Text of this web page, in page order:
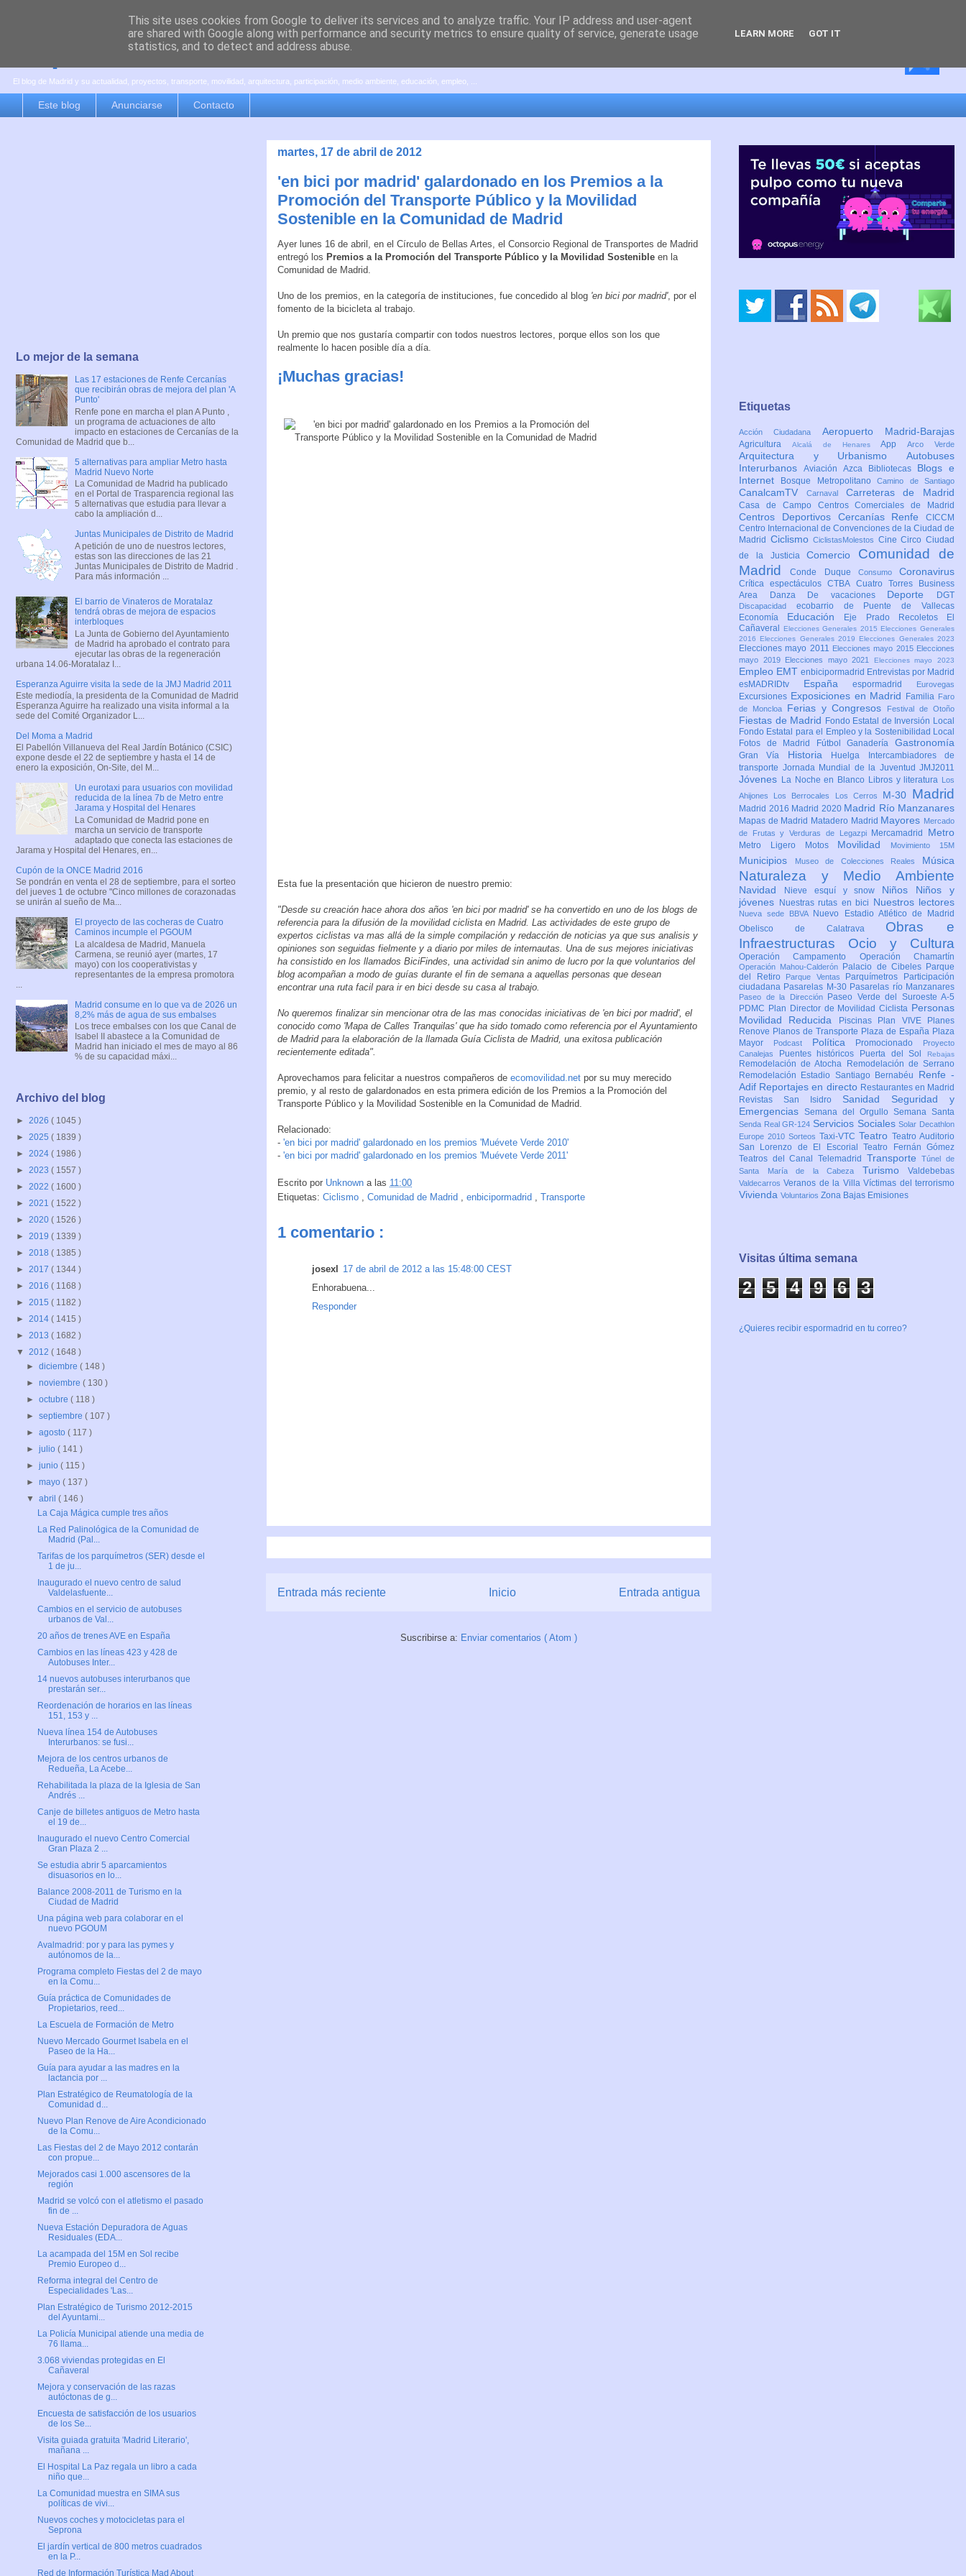
es por madrid
El blog de Madrid y su actualidad, proyectos, transporte, movilidad, arquitectura, participación, medio ambiente, educación, empleo, ...
Este blog Anunciarse Contacto
martes, 17 de abril de 2012
'en bici por madrid' galardonado en los Premios a la
Promoción del Transporte Público y la Movilidad
Sostenible en la Comunidad de Madrid
Ayer lunes 16 de abril, en el Círculo de Bellas Artes, el Consorcio Regional de Transportes de Madrid
entregó los Premios a la Promoción del Transporte Público y la Movilidad Sostenible en la
Comunidad de Madrid.
Uno de los premios, en la categoría de instituciones, fue concedido al blog 'en bici por madrid', por el
fomento de la bicicleta al trabajo.
Un premio que nos gustaría compartir con todos nuestros lectores, porque ellos son los que
realmente lo hacen posible día a día.
¡Muchas gracias!
Esta fue la presentación que hicieron de nuestro premio:
"Desde su creación hace ahora dos años 'en bici por madrid' se ha convertido en uno de los blogs de
referencia para la difusión de la movilidad ciclista en Madrid. Las actividades de este grupo de
expertos ciclistas va mas allá de la simple compilación y redacción de noticias ya que sus analisis y
opiniones son seguidas fielmente y a diario por miles de internautas. Una de sus mejores iniciativas
ha consistido en los llamados BiciFindes, una actividad sin animo de lucro por la que voluntarios del
blog acompañan a modo de guías durante el fin de semana a aquellas personas que desean
encontrar una ruta facil para ir en bici desde su casa al trabajo.
No queremos finalizar sin mencionar otra de las mas conocidas iniciativas de 'en bici por madrid', el
conocido como 'Mapa de Calles Tranquilas' que ha sido tomado como referencia por el Ayuntamiento
de Madrid para la elaboración de la llamada Guía Ciclista de Madrid, una exitosa publicación
recientemente editada".
Aprovechamos para felicitar a nuestros compañeros de ecomovilidad.net por su muy merecido
premio, y al resto de galardonados en esta primera edición de los Premios a la Promoción del
Transporte Público y la Movilidad Sostenible en la Comunidad de Madrid.
Relacionado:
- 'en bici por madrid' galardonado en los premios 'Muévete Verde 2010'
- 'en bici por madrid' galardonado en los premios 'Muévete Verde 2011'
Escrito por Unknown a las 11:00
Etiquetas: Ciclismo , Comunidad de Madrid , enbicipormadrid , Transporte
1 comentario :
josexl
17 de abril de 2012 a las 15:48:00 CEST
Enhorabuena...
Responder
Entrada más reciente Entrada antigua
Inicio
Suscribirse a: Enviar comentarios ( Atom )
Lo mejor de la semana
Las 17 estaciones de Renfe Cercanías
que recibirán obras de mejora del plan 'A
Punto'
Renfe pone en marcha el plan A Punto ,
un programa de actuaciones de alto
impacto en estaciones de Cercanías de la
Comunidad de Madrid que b...
5 alternativas para ampliar Metro hasta
Madrid Nuevo Norte
La Comunidad de Madrid ha publicado
en el Portal de Trasparencia regional las
5 alternativas que estudia para llevar a
cabo la ampliación d...
Juntas Municipales de Distrito de Madrid
A petición de uno de nuestros lectores,
estas son las direcciones de las 21
Juntas Municipales de Distrito de Madrid .
Para más información ...
El barrio de Vinateros de Moratalaz
tendrá obras de mejora de espacios
interbloques
La Junta de Gobierno del Ayuntamiento
de Madrid ha aprobado el contrato para
ejecutar las obras de la regeneración
urbana 14.06-Moratalaz I...
Esperanza Aguirre visita la sede de la JMJ Madrid 2011
Este mediodía, la presidenta de la Comunidad de Madrid
Esperanza Aguirre ha realizado una visita informal a la
sede del Comité Organizador L...
Del Moma a Madrid
El Pabellón Villanueva del Real Jardín Botánico (CSIC)
expone desde el 22 de septiembre y hasta el 14 de
enero la exposición, On-Site, del M...
Un eurotaxi para usuarios con movilidad
reducida de la línea 7b de Metro entre
Jarama y Hospital del Henares
La Comunidad de Madrid pone en
marcha un servicio de transporte
adaptado que conecta las estaciones de
Jarama y Hospital del Henares, en...
Cupón de la ONCE Madrid 2016
Se pondrán en venta el 28 de septiembre, para el sorteo
del jueves 1 de octubre "Cinco millones de corazonadas
se unirán al sueño de Ma...
El proyecto de las cocheras de Cuatro
Caminos incumple el PGOUM
La alcaldesa de Madrid, Manuela
Carmena, se reunió ayer (martes, 17
mayo) con los cooperativistas y
representantes de la empresa promotora
Madrid consume en lo que va de 2026 un
8,2% más de agua de sus embalses
Los trece embalses con los que Canal de
Isabel II abastece a la Comunidad de
Madrid han iniciado el mes de mayo al 86
% de su capacidad máxi...
Archivo del blog
► 2026 ( 1045 )
► 2025 ( 1839 )
► 2024 ( 1986 )
► 2023 ( 1557 )
► 2022 ( 1600 )
► 2021 ( 1522 )
► 2020 ( 1526 )
► 2019 ( 1339 )
► 2018 ( 1385 )
► 2017 ( 1344 )
► 2016 ( 1168 )
► 2015 ( 1182 )
► 2014 ( 1415 )
► 2013 ( 1682 )
▼ 2012 ( 1648 )
►diciembre( 148 )
►noviembre( 130 )
►octubre( 118 )
►septiembre( 107 )
►agosto( 117 )
►julio( 141 )
►junio( 115 )
►mayo( 137 )
▼abril( 146 )
La Caja Mágica cumple tres años
La Red Palinológica de la Comunidad de
Madrid (Pal...
Tarifas de los parquímetros (SER) desde el
1 de ju...
Inaugurado el nuevo centro de salud
Valdelasfuente...
Cambios en el servicio de autobuses
urbanos de Val...
20 años de trenes AVE en España
Cambios en las líneas 423 y 428 de
Autobuses Inter...
14 nuevos autobuses interurbanos que
prestarán ser...
Reordenación de horarios en las líneas
151, 153 y ...
Nueva línea 154 de Autobuses
Interurbanos: se fusi...
Mejora de los centros urbanos de
Redueña, La Acebe...
Rehabilitada la plaza de la Iglesia de San
Andrés ...
Canje de billetes antiguos de Metro hasta
el 19 de...
Inaugurado el nuevo Centro Comercial
Gran Plaza 2 ...
Se estudia abrir 5 aparcamientos
disuasorios en lo...
Balance 2008-2011 de Turismo en la
Ciudad de Madrid
Una página web para colaborar en el
nuevo PGOUM
Avalmadrid: por y para las pymes y
autónomos de la...
Programa completo Fiestas del 2 de mayo
en la Comu...
Guía práctica de Comunidades de
Propietarios, reed...
La Escuela de Formación de Metro
Nuevo Mercado Gourmet Isabela en el
Paseo de la Ha...
Guía para ayudar a las madres en la
lactancia por ...
Plan Estratégico de Reumatología de la
Comunidad d...
Nuevo Plan Renove de Aire Acondicionado
de la Comu...
Las Fiestas del 2 de Mayo 2012 contarán
con propue...
Mejorados casi 1.000 ascensores de la
región
Madrid se volcó con el atletismo el pasado
fin de ...
Nueva Estación Depuradora de Aguas
Residuales (EDA...
La acampada del 15M en Sol recibe
Premio Europeo d...
Reforma integral del Centro de
Especialidades 'Las...
Plan Estratégico de Turismo 2012-2015
del Ayuntami...
La Policía Municipal atiende una media de
76 llama...
3.068 viviendas protegidas en El
Cañaveral
Mejora y conservación de las razas
autóctonas de g...
Encuesta de satisfacción de los usuarios
de los Se...
Visita guiada gratuita 'Madrid Literario',
mañana ...
El Hospital La Paz regala un libro a cada
niño que...
La Comunidad muestra en SIMA sus
políticas de vivi...
Nuevos coches y motocicletas para el
Seprona
El jardín vertical de 800 metros cuadrados
en la P...
Red de Información Turística Mad About
Etiquetas
Acción Ciudadana Aeropuerto Madrid-Barajas
Agricultura Alcalá de HenaresAppArco Verde
Arquitectura y Urbanismo Autobuses
Interurbanos Aviación Azca Bibliotecas Blogs e
Internet
Bosque MetropolitanoCamino de Santiago
CanalcamTV Carnaval Carreteras de Madrid
Casa de Campo Centros Comerciales de Madrid
Centros Deportivos Cercanías Renfe CICCM
Centro Internacional de Convenciones de la Ciudad de
Madrid CiclismoCiclistasMolestos CineCircoCiudad
de la JusticiaComercio Comunidad de
MadridConde Duque Consumo Coronavirus
Crítica espectáculosCTBA Cuatro Torres Business
Area
Danza De vacaciones Deporte DGT
Discapacidad ecobarrio de Puente de Vallecas
Economía Educación Eje Prado Recoletos
El
Cañaveral
Elecciones Generales 2015 Elecciones Generales
2016 Elecciones Generales 2019 Elecciones Generales 2023
Elecciones mayo 2011 Elecciones mayo 2015 Elecciones
mayo 2019
Elecciones mayo 2021 Elecciones mayo 2023
Empleo EMT enbicipormadrid Entrevistas por Madrid
esMADRIDtv Españaespormadrid Eurovegas
Excursiones Exposiciones en Madrid Familia Faro
de Moncloa
Ferias y Congresos Festival de Otoño
Fiestas de Madrid Fondo Estatal de Inversión Local
Fondo Estatal para el Empleo y la Sostenibilidad Local
Fotos de Madrid
FútbolGanaderíaGastronomía
Gran Vía Historia Huelga
Intercambiadores de
transporte Jornada Mundial de la Juventud JMJ2011
Jóvenes La Noche en Blanco Libros y literatura
Los
Ahijones
Los Berrocales Los Cerros M-30 Madrid
Madrid 2016 Madrid 2020 Madrid Río Manzanares
Mapas de Madrid Matadero Madrid Mayores Mercado
de Frutas y Verduras de Legazpi
Mercamadrid Metro
Metro Ligero Motos Movilidad Movimiento 15M
Municipios Museo de Colecciones Reales Música
Naturaleza y Medio Ambiente
Navidad Nieve esquí y snow Niños Niños y
jóvenes
Nuestras rutas en bici Nuestros lectores
Nueva sede BBVA
Nuevo Estadio Atlético de Madrid
Obelisco de Calatrava Obras e
Infraestructuras Ocio y Cultura
Operación Campamento Operación Chamartín
Operación Mahou-Calderón Palacio de Cibeles Parque
del Retiro
Parque Ventas Parquímetros
Participación
ciudadana Pasarelas M-30 Pasarelas río Manzanares
Paseo de la Dirección
Paseo Verde del Suroeste A-5
PDMC Plan Director de Movilidad Ciclista Personas
Movilidad Reducida
Piscinas Plan VIVE
Planes
Renove Planos de Transporte Plaza de España Plaza
Mayor
Podcast Política Promocionado
Proyecto
Canalejas
Puentes históricos Puerta del Sol Rebajas
Remodelación de Atocha
Remodelación de Serrano
Remodelación Estadio Santiago Bernabéu Renfe -
Adif Reportajes en directo Restaurantes en Madrid
Revistas San Isidro Sanidad Seguridad y
Emergencias Semana del Orgullo Semana Santa
Senda Real GR-124 Servicios SocialesSolar Decathlon
Europe 2010 Sorteos Taxi-VTC Teatro Teatro Auditorio
San Lorenzo de El EscorialTeatro Fernán Gómez
Teatros del Canal Telemadrid TransporteTúnel de
Santa María de la Cabeza Turismo Valdebebas
ValdecarrosVeranos de la VillaVíctimas del terrorismo
Vivienda Voluntarios Zona Bajas Emisiones
Visitas última semana
2 5 4 9 6 3
¿Quieres recibir espormadrid en tu correo?
This site uses cookies from Google to deliver its services and to analyze traffic. Your IP address and user-agent
are shared with Google along with performance and security metrics to ensure quality of service, generate usage
statistics, and to detect and address abuse.
LEARN MORE GOT IT